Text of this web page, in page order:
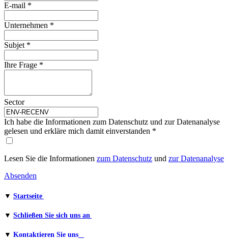
E-mail *
Unternehmen *
Subjet *
Ihre Frage *
Sector
Ich habe die Informationen zum Datenschutz und zur Datenanalyse
gelesen und erkläre mich damit einverstanden *
Lesen Sie die Informationen​ zum Datenschutz und zur Datenanalyse
Absenden
▼ Startseite
▼ Schließen Sie sich uns an
▼ Kontaktieren Sie uns